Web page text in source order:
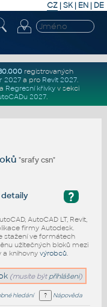
CZ | SK| EN | DE
registrovaných
2027a pro Revit 2027.
a Regresní křivkyv sekci
2027.
"srafy csn"
?
detaily
AutoCAD LT, Revit,
firmy Autodesk.
stažení ve formátech
užitečných bloků mezi
a knihovny výrobců.
(musíte být přihlášeni)
hledání Nápověda